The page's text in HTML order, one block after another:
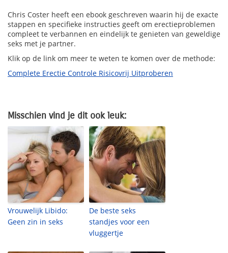
Chris Coster heeft een ebook geschreven waarin hij de exacte
stappen en specifieke instructies geeft om erectieproblemen
compleet te verbannen en eindelijk te genieten van geweldige
seks met je partner.
Klik op de link om meer te weten te komen over de methode:
Complete Erectie Controle Risicovrij Uitproberen
Misschien vind je dit ook leuk:
Vrouwelijk Libido:
Geen zin in seks
De beste seks
standjes voor een
vluggertje